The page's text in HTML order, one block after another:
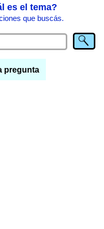
es el tema?
que buscás.
pregunta